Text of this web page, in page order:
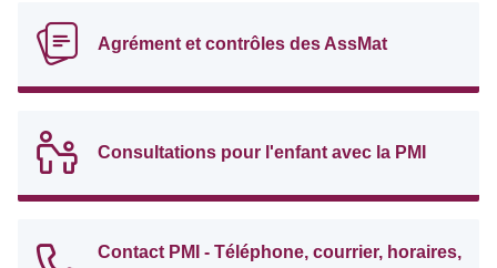
Agrément et contrôles des AssMat
Consultations pour l'enfant avec la PMI
Contact PMI - Téléphone, courrier, horaires,